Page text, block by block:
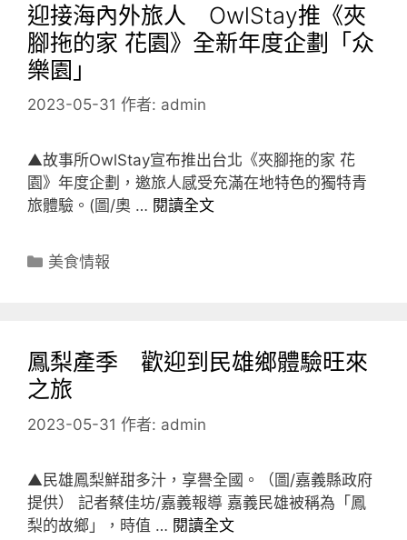
迎接海內外旅人 OwlStay推《夾
腳拖的家 花園》全新年度企劃「众
樂園」
2023-05-31 作者: admin
▲故事所OwlStay宣布推出台北《夾腳拖的家 花
園》年度企劃，邀旅人感受充滿在地特色的獨特青
旅體驗。(圖/奧 … 閱讀全文
分
美食情報
鳳梨產季 歡迎到民雄鄉體驗旺來
之旅
2023-05-31 作者: admin
▲民雄鳳梨鮮甜多汁，享譽全國。（圖/嘉義縣政府
提供） 記者蔡佳坊/嘉義報導 嘉義民雄被稱為「鳳
梨的故鄉」，時值 … 閱讀全文